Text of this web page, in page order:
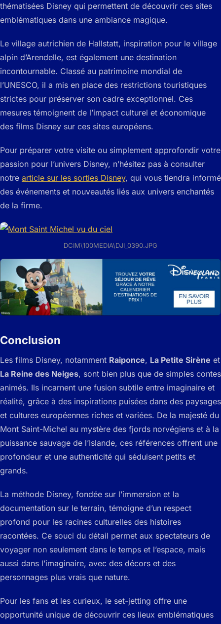
thématisées Disney qui permettent de découvrir ces sites
emblématiques dans une ambiance magique.
Le village autrichien de Hallstatt, inspiration pour le village
alpin d’Arendelle, est également une destination
incontournable. Classé au patrimoine mondial de
l’UNESCO, il a mis en place des restrictions touristiques
strictes pour préserver son cadre exceptionnel. Ces
mesures témoignent de l’impact culturel et économique
des films Disney sur ces sites européens.
Pour préparer votre visite ou simplement approfondir votre
passion pour l’univers Disney, n’hésitez pas à consulter
notre article sur les sorties Disney, qui vous tiendra informé
des événements et nouveautés liés aux univers enchantés
de la firme.
DCIM\100MEDIA\DJI_0390.JPG
Conclusion
Les films Disney, notamment Raiponce, La Petite Sirène et
La Reine des Neiges, sont bien plus que de simples contes
animés. Ils incarnent une fusion subtile entre imaginaire et
réalité, grâce à des inspirations puisées dans des paysages
et cultures européennes riches et variées. De la majesté du
Mont Saint-Michel au mystère des fjords norvégiens et à la
puissance sauvage de l’Islande, ces références offrent une
profondeur et une authenticité qui séduisent petits et
grands.
La méthode Disney, fondée sur l’immersion et la
documentation sur le terrain, témoigne d’un respect
profond pour les racines culturelles des histoires
racontées. Ce souci du détail permet aux spectateurs de
voyager non seulement dans le temps et l’espace, mais
aussi dans l’imaginaire, avec des décors et des
personnages plus vrais que nature.
Pour les fans et les curieux, le set-jetting offre une
opportunité unique de découvrir ces lieux emblématiques